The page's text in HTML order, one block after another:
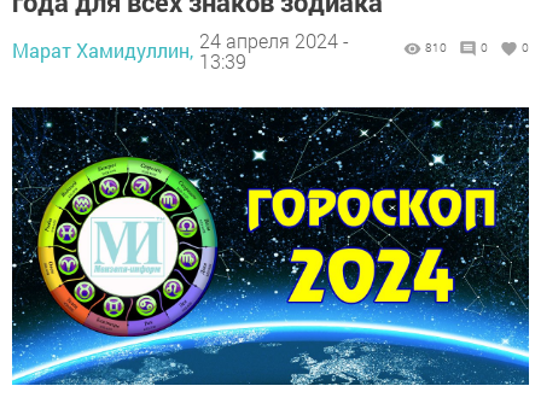
Марат Хамидуллин, 24 апреля 2024 -
13:39
810 0 0